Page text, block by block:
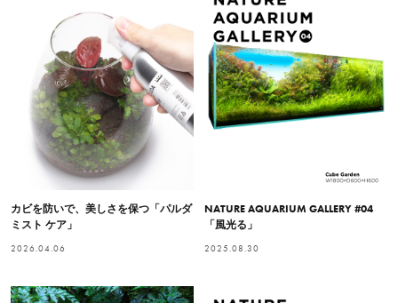
カビを防いで、美しさを保つ「パルダ
ミスト ケア」
2026.04.06
NATURE AQUARIUM GALLERY #04
「風光る」
2025.08.30